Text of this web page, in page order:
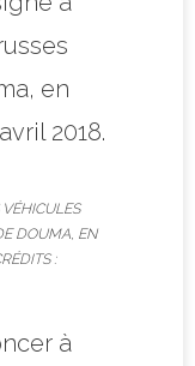
DOUMA, EN
:
à